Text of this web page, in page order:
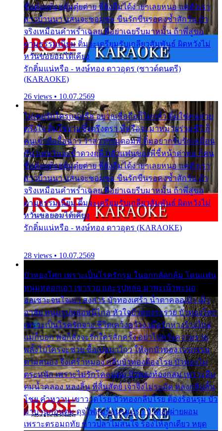
ชื่อต๋อยต้อยตุ้มตุ๋ยต่าย พี่ยังลืมได้ง่ายๆเลยหนอ แค่ตัวเรา
สาวบ้านนา แสนจะซอมซ่อ ขืนรักขืนรอคงช้ำสักวัน ถ้า
จริงเหมือนคำพร่ำเฉลย พี่อย่าเฉยรีบมาหมั้น ถ้าพี่สู่ขอ
ตามธรรมเนียม ติ๋มจะเตรียมรับเกลียวสัมพันธ์ ผิดหวังไม่
หวั่นขอยอมได้เคียง
รักติ๋มแน่หรือ - หงษ์ทอง ดาวอุดร (ซาวด์ดนตรี)
(KARAOKE)
26 views • 10.07.2569
ไม่เคยรักใครแน่หรือ อยากเชื่อถือก็ไม่กล้า ติ๋มใช่คนสวย
ตรึงใจ ติ๋มใช่งามซึ้งตรึงตรา พี่หรือจะมาหมายร่วมชีวี ก็
คนเขาลืออื้อฉาว ว่าสาวๆรุมตอมพี่ ติ๋มอยากรับรักเหมือน
กัน แต่หวั่นจะช้ำดวงฤดี กลัวแฟนของพี่ชี้หน้าด่าทอ ก็คน
ชื่อต๋อยต้อยตุ้มตุ๋ยต่าย พี่ยังลืมได้ง่ายๆเลยหนอ แค่ตัวเรา
สาวบ้านนา แสนจะซอมซ่อ ขืนรักขืนรอคงช้ำสักวัน ถ้า
จริงเหมือนคำพร่ำเฉลย พี่อย่าเฉยรีบมาหมั้น ถ้าพี่สู่ขอ
ตามธรรมเนียม ติ๋มจะเตรียมรับเกลียวสัมพันธ์ ผิดหวังไม่
หวั่นขอยอมได้เคียง
รักติ๋มแน่หรือ - หงษ์ทอง ดาวอุดร (KARAOKE)
28 views • 10.07.2569
บัวทองโศก เพราะเป็นโรครักรุม ในอกกลัดกลุ้ม โดนแฟน
หนุ่มหลอกเอา เขารวย และรูปหล่อ มาพะเน้าพะนอ
ออเซาะจนใจเบา สงสาร บัวทองเศร้า น้ำตาคลอเบ้า เฝ้า
อาลัย หนุ่มรูปหล่อหนีไกล หัวใจบัวทองระรวย บัวทองโศก
เพราะเป็นโรครักจาง ชีวิตเคว้งคว้าง เมื่อรักห่างร้างไกล
แม่ก็บอก พ่อก็สั่งจะรักใครสักครั้ง อย่าไปหวังความรวย
พลั้งไปใครจะช่วย ซื้อเปลมาไกว ให้ลูกบัวทอง เวรกรรม
ตามสนอง จึงเศร้าหมอง กลีบบัวทองต้องโรย บัวทองไม่
ตระหนัก เพราะไม่รักโคลนตม บัวทองท้องกลม เพราะลืม
ตมน้ำคลอง หลงลิ้น ที่สิ้นสัตย์ เจ้าจึงไม่ระมัด หลงกลิ่นลิ้น
โชย คำหวาน เขาวาดโรย บัวทองกลีบโรย ต้องร้อนรุม บัว
มาบานก่อนตูม ดุจไฟสุมร้อนรุมอุรา บัวทองผ่ายผอม
เพราะตรอมฤทัย ข้าวปลาไม่สนใจ ร้องไห้ลูกเดียว หยุด